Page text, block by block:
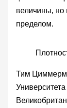
величины, но
пределом.
Тим